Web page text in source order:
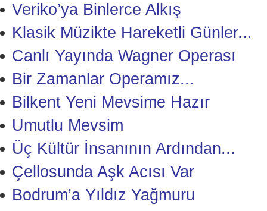
Veriko’ya Binlerce Alkış
Klasik Müzikte Hareketli Günler...
Canlı Yayında Wagner Operası
Bir Zamanlar Operamız...
Bilkent Yeni Mevsime Hazır
Umutlu Mevsim
Üç Kültür İnsanının Ardından...
Çellosunda Aşk Acısı Var
Bodrum’a Yıldız Yağmuru